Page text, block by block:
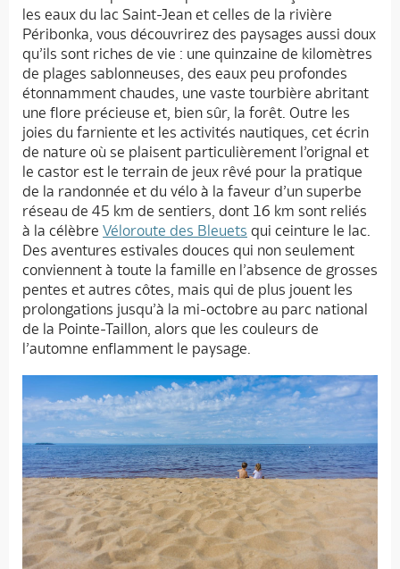
les eaux du lac Saint-Jean et celles de la rivière
Péribonka, vous découvrirez des paysages aussi doux
qu’ils sont riches de vie : une quinzaine de kilomètres
de plages sablonneuses, des eaux peu profondes
étonnamment chaudes, une vaste tourbière abritant
une flore précieuse et, bien sûr, la forêt. Outre les
joies du farniente et les activités nautiques, cet écrin
de nature où se plaisent particulièrement l’orignal et
le castor est le terrain de jeux rêvé pour la pratique
de la randonnée et du vélo à la faveur d’un superbe
réseau de 45 km de sentiers, dont 16 km sont reliés
à la célèbre Véloroute des Bleuets qui ceinture le lac.
Des aventures estivales douces qui non seulement
conviennent à toute la famille en l’absence de grosses
pentes et autres côtes, mais qui de plus jouent les
prolongations jusqu’à la mi-octobre au parc national
de la Pointe-Taillon, alors que les couleurs de
l’automne enflamment le paysage.